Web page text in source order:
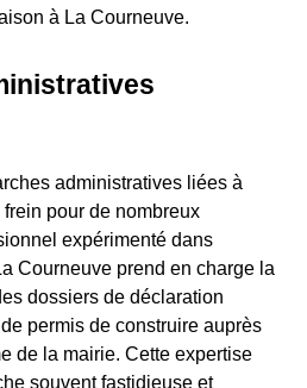
à La Courneuve.
administratives liées à
pour de nombreux
expérimenté dans
Courneuve prend en charge la
dossiers de déclaration
permis de construire auprès
de la mairie. Cette expertise
souvent fastidieuse et